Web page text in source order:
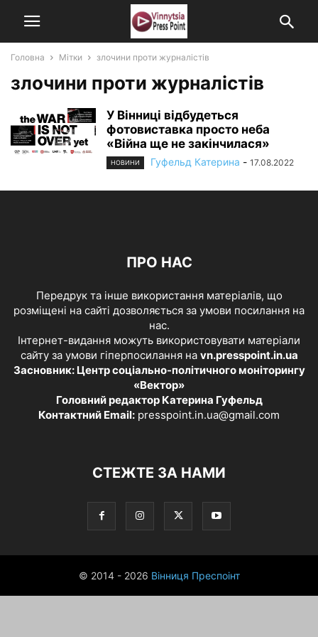
Головна Мітки злочини проти журналістів
злочини проти журналістів
У Вінниці відбудеться
фотовиставка просто неба
«Війна ще не закінчилася»
НОВИНИ Гуфельд Катерина - 17.08.2022
ПРО НАС
Передрук та інше використання матеріалів, що
розміщені на сайті дозволяється за умови посилання на
нас.
Інтернет-видання можуть використовувати матеріали
сайту за умови гіперпосилання на vn.presspoint.in.ua
Засновник: Центр соціально-політичного моніторингу
«Вектор»
Головний редактор Катерина Гуфельд
Контактний Email: presspoint.in.ua@gmail.com
СТЕЖТЕ ЗА НАМИ
© 2014 - 2026 Вінниця Преспоінт